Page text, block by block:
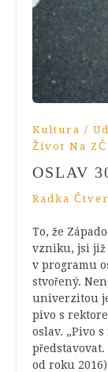
Kultura /
Život Na
OSLAV
Radka
To, že
vzniku, jsi již
v programu
stvořený.
univerzitou
pivo s
oslav. „Pivo
od roku